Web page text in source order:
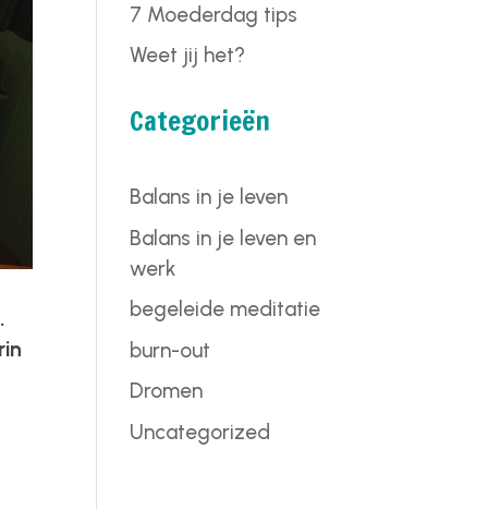
7 Moederdag tips
Weet jij het?
Categorieën
Balans in je leven
Balans in je leven en
werk
begeleide meditatie
burn-out
Dromen
Uncategorized